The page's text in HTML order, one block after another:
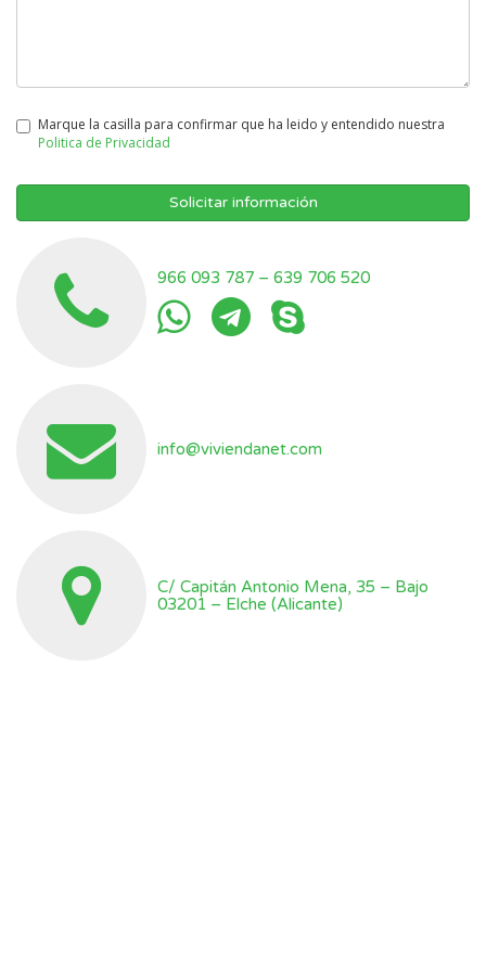
Marque la casilla para confirmar que ha leido y entendido nuestra
Politica de Privacidad
Solicitar información
966 093 787 – 639 706 520
info@viviendanet.com
C/ Capitán Antonio Mena, 35 – Bajo
03201 – Elche (Alicante)